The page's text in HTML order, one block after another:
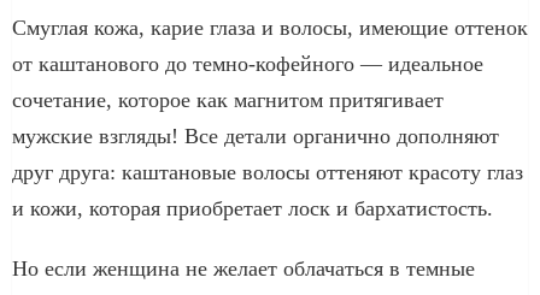
Смуглая кожа, карие глаза и волосы, имеющие оттенок
от каштанового до темно-кофейного — идеальное
сочетание, которое как магнитом притягивает
мужские взгляды! Все детали органично дополняют
друг друга: каштановые волосы оттеняют красоту глаз
и кожи, которая приобретает лоск и бархатистость.
Но если женщина не желает облачаться в темные